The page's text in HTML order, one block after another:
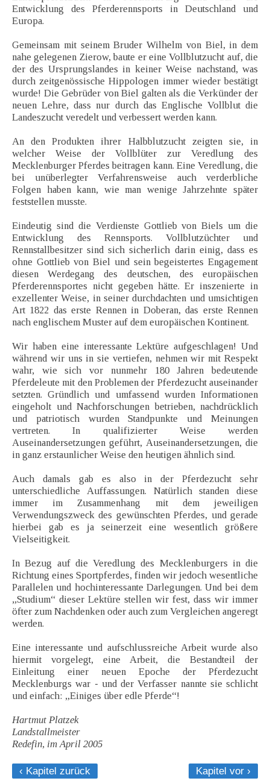
Entwicklung des Pferderennsports in Deutschland und
Europa.
Gemeinsam mit seinem Bruder Wilhelm von Biel, in dem
nahe gelegenen Zierow, baute er eine Vollblutzucht auf, die
der des Ursprungslandes in keiner Weise nachstand, was
durch zeitgenössische Hippologen immer wieder bestätigt
wurde! Die Gebrüder von Biel galten als die Verkünder der
neuen Lehre, dass nur durch das Englische Vollblut die
Landeszucht veredelt und verbessert werden kann.
An den Produkten ihrer Halbblutzucht zeigten sie, in
welcher Weise der Vollblüter zur Veredlung des
Mecklenburger Pferdes beitragen kann. Eine Veredlung, die
bei unüberlegter Verfahrensweise auch verderbliche
Folgen haben kann, wie man wenige Jahrzehnte später
feststellen musste.
Eindeutig sind die Verdienste Gottlieb von Biels um die
Entwicklung des Rennsports. Vollblutzüchter und
Rennstallbesitzer sind sich sicherlich darin einig, dass es
ohne Gottlieb von Biel und sein begeistertes Engagement
diesen Werdegang des deutschen, des europäischen
Pferderennsportes nicht gegeben hätte. Er inszenierte in
exzellenter Weise, in seiner durchdachten und umsichtigen
Art 1822 das erste Rennen in Doberan, das erste Rennen
nach englischem Muster auf dem europäischen Kontinent.
Wir haben eine interessante Lektüre aufgeschlagen! Und
während wir uns in sie vertiefen, nehmen wir mit Respekt
wahr, wie sich vor nunmehr 180 Jahren bedeutende
Pferdeleute mit den Problemen der Pferdezucht auseinander
setzten. Gründlich und umfassend wurden Informationen
eingeholt und Nachforschungen betrieben, nachdrücklich
und patriotisch wurden Standpunkte und Meinungen
vertreten. In qualifizierter Weise werden
Auseinandersetzungen geführt, Auseinandersetzungen, die
in ganz erstaunlicher Weise den heutigen ähnlich sind.
Auch damals gab es also in der Pferdezucht sehr
unterschiedliche Auffassungen. Natürlich standen diese
immer im Zusammenhang mit dem jeweiligen
Verwendungszweck des gewünschten Pferdes, und gerade
hierbei gab es ja seinerzeit eine wesentlich größere
Vielseitigkeit.
In Bezug auf die Veredlung des Mecklenburgers in die
Richtung eines Sportpferdes, finden wir jedoch wesentliche
Parallelen und hochinteressante Darlegungen. Und bei dem
„Studium“ dieser Lektüre stellen wir fest, dass wir immer
öfter zum Nachdenken oder auch zum Vergleichen angeregt
werden.
Eine interessante und aufschlussreiche Arbeit wurde also
hiermit vorgelegt, eine Arbeit, die Bestandteil der
Einleitung einer neuen Epoche der Pferdezucht
Mecklenburgs war - und der Verfasser nannte sie schlicht
und einfach: „Einiges über edle Pferde“!
Hartmut Platzek
Landstallmeister
Redefin, im April 2005
‹ Kapitel zurück
Kapitel vor ›